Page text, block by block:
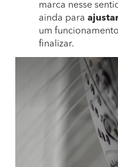
marca nesse
ainda para
um
finalizar.